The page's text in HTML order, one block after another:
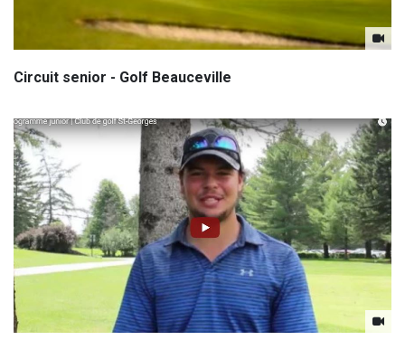
Circuit senior - Golf Beauceville